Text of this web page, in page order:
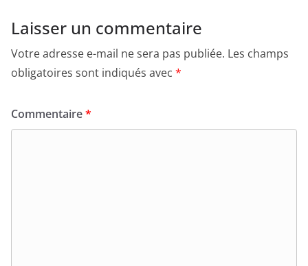
Laisser un commentaire
Votre adresse e-mail ne sera pas publiée. Les champs
obligatoires sont indiqués avec *
Commentaire*